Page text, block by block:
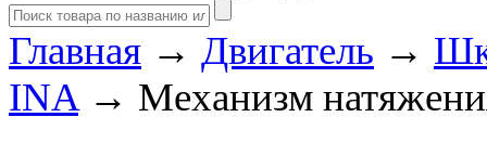
Главная → Двигатель →
INA→ Механизм